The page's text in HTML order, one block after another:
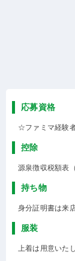
応募資格
☆ファミマ経験
控除
源泉徴収税額表
持ち物
身分証明書は来
服装
上着は用意いた